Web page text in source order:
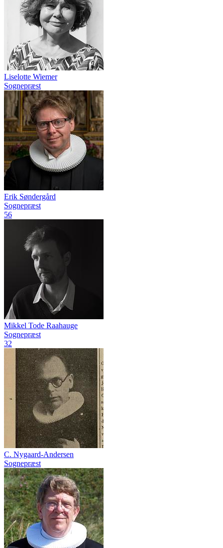
Liselotte Wiemer
Sognepræst
Erik Søndergård
Sognepræst
56
Mikkel Tode Raahauge
Sognepræst
32
C. Nygaard-Andersen
Sognepræst